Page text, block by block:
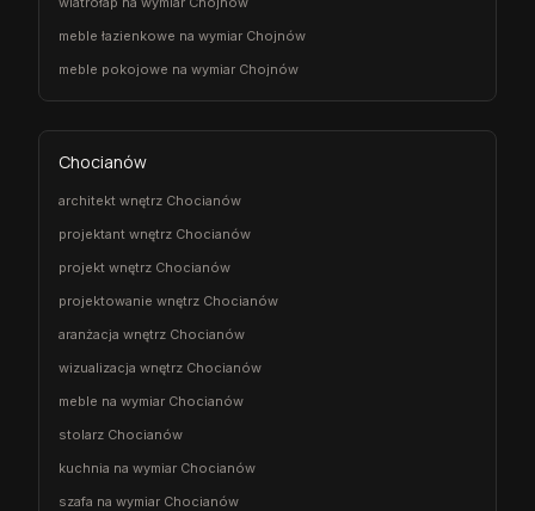
meble łazienkowe na wymiar Chojnów
meble pokojowe na wymiar Chojnów
Chocianów
architekt wnętrz Chocianów
projektant wnętrz Chocianów
projekt wnętrz Chocianów
projektowanie wnętrz Chocianów
aranżacja wnętrz Chocianów
wizualizacja wnętrz Chocianów
meble na wymiar Chocianów
stolarz Chocianów
kuchnia na wymiar Chocianów
szafa na wymiar Chocianów